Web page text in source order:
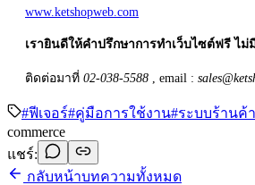
www.ketshopweb.com
เรายินดีให้คำปรึกษาการทำเว็บไซต์ฟรี ไม่
ติดต่อมาที่ 02-038-5588 , email :
#ฟีเจอร์#คู่มือการใช้งาน#ระบบร้านค้า
commerce
แชร์:
กลับหน้าบทความทั้งหมด